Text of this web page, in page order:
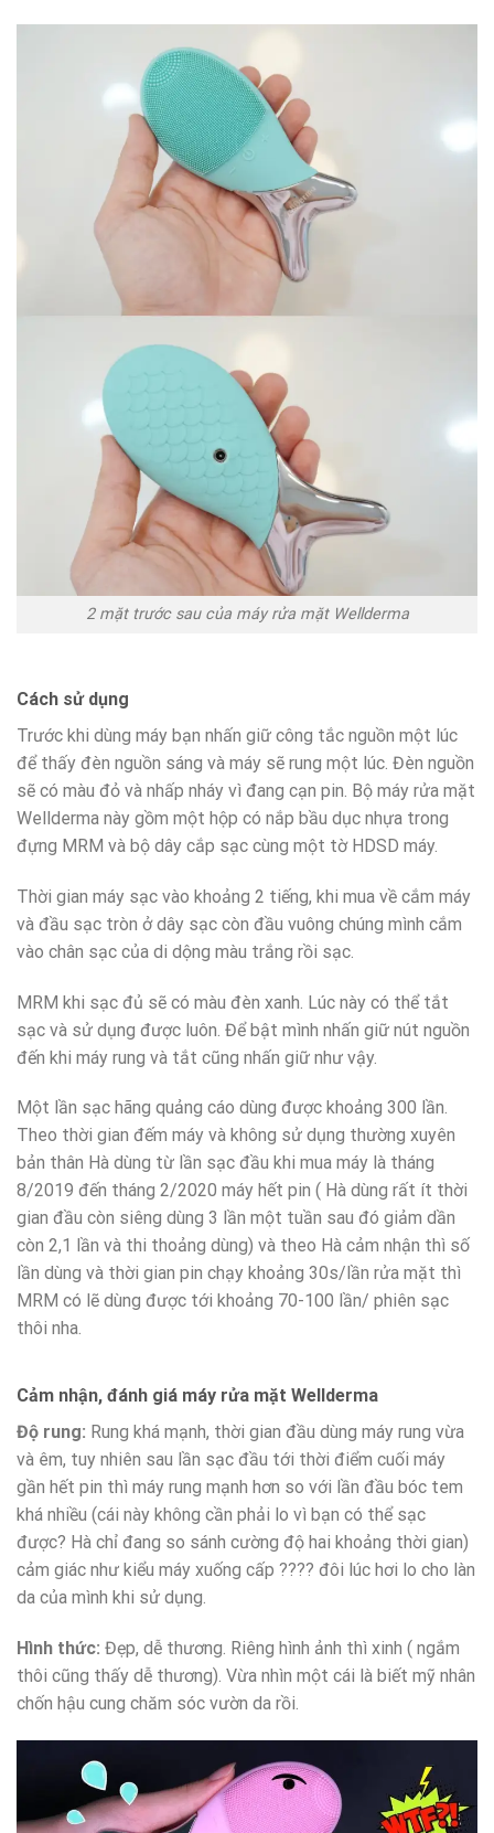
2 mặt trước sau của máy rửa mặt Wellderma
Cách sử dụng
Trước khi dùng máy bạn nhấn giữ công tắc nguồn một lúc
để thấy đèn nguồn sáng và máy sẽ rung một lúc. Đèn nguồn
sẽ có màu đỏ và nhấp nháy vì đang cạn pin. Bộ máy rửa mặt
Wellderma này gồm một hộp có nắp bầu dục nhựa trong
đựng MRM và bộ dây cắp sạc cùng một tờ HDSD máy.
Thời gian máy sạc vào khoảng 2 tiếng, khi mua về cắm máy
và đầu sạc tròn ở dây sạc còn đầu vuông chúng mình cắm
vào chân sạc của di dộng màu trắng rồi sạc.
MRM khi sạc đủ sẽ có màu đèn xanh. Lúc này có thể tắt
sạc và sử dụng được luôn. Để bật mình nhấn giữ nút nguồn
đến khi máy rung và tắt cũng nhấn giữ như vậy.
Một lần sạc hãng quảng cáo dùng được khoảng 300 lần.
Theo thời gian đếm máy và không sử dụng thường xuyên
bản thân Hà dùng từ lần sạc đầu khi mua máy là tháng
8/2019 đến tháng 2/2020 máy hết pin ( Hà dùng rất ít thời
gian đầu còn siêng dùng 3 lần một tuần sau đó giảm dần
còn 2,1 lần và thi thoảng dùng) và theo Hà cảm nhận thì số
lần dùng và thời gian pin chạy khoảng 30s/lần rửa mặt thì
MRM có lẽ dùng được tới khoảng 70-100 lần/ phiên sạc
thôi nha.
Cảm nhận, đánh giá máy rửa mặt Wellderma
Độ rung: Rung khá mạnh, thời gian đầu dùng máy rung vừa
và êm, tuy nhiên sau lần sạc đầu tới thời điểm cuối máy
gần hết pin thì máy rung mạnh hơn so với lần đầu bóc tem
khá nhiều (cái này không cần phải lo vì bạn có thể sạc
được? Hà chỉ đang so sánh cường độ hai khoảng thời gian)
cảm giác như kiểu máy xuống cấp ???? đôi lúc hơi lo cho làn
da của mình khi sử dụng.
Hình thức: Đẹp, dễ thương. Riêng hình ảnh thì xinh ( ngắm
thôi cũng thấy dễ thương). Vừa nhìn một cái là biết mỹ nhân
chốn hậu cung chăm sóc vườn da rồi.